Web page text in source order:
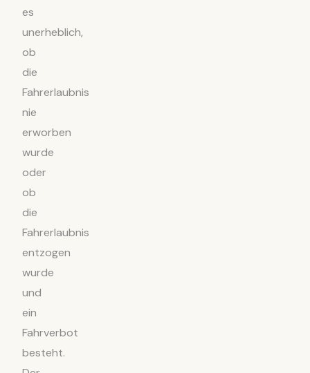
es
unerheblich,
ob
die
Fahrerlaubnis
nie
erworben
wurde
oder
ob
die
Fahrerlaubnis
entzogen
wurde
und
ein
Fahrverbot
besteht.